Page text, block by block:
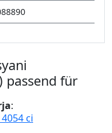
passend für
:
ci